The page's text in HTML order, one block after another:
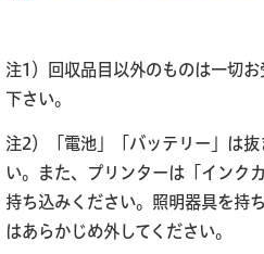
注1）回収品目以外のものは一切
下さい。
注2）「電池」「バッテリー」は
い。また、プリンターは「インク
持ち込みください。照明器具を持
はあらかじめ外してください。